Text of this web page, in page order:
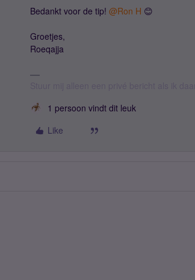
Bedankt voor de tip! ​ @Ron H 😊
Groetjes,
Roeqajja
1 persoon vindt dit leuk
Like